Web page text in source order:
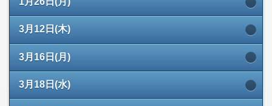
3月12日(木)
3月16日(月)
3月18日(水)